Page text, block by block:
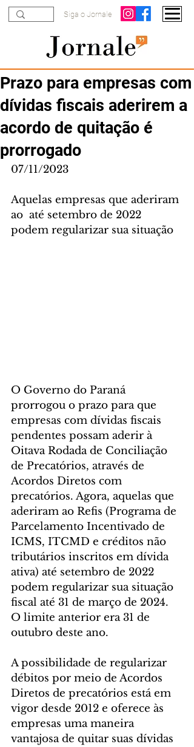
Siga o Jornale
Prazo para empresas com
dívidas fiscais aderirem a
acordo de quitação é
prorrogado
07/11/2023
Aquelas empresas que aderiram
ao  até setembro de 2022
podem regularizar sua situação
O Governo do Paraná
prorrogou o prazo para que
empresas com dívidas fiscais
pendentes possam aderir à
Oitava Rodada de Conciliação
de Precatórios, através de
Acordos Diretos com
precatórios. Agora, aquelas que
aderiram ao Refis (Programa de
Parcelamento Incentivado de
ICMS, ITCMD e créditos não
tributários inscritos em dívida
ativa) até setembro de 2022
podem regularizar sua situação
fiscal até 31 de março de 2024.
O limite anterior era 31 de
outubro deste ano.
A possibilidade de regularizar
débitos por meio de Acordos
Diretos de precatórios está em
vigor desde 2012 e oferece às
empresas uma maneira
vantajosa de quitar suas dívidas